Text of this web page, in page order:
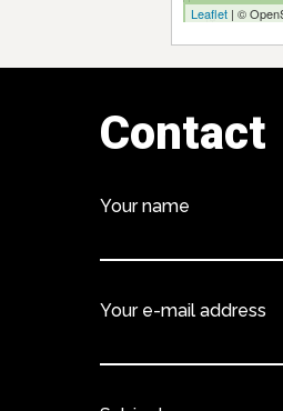
Leaflet| ©
Contact
Your name
Your e-mail address